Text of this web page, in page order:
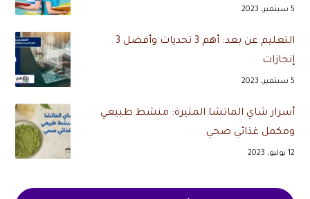
5 سبتمبر، 2023
التعليم عن بعد: أهم 3 تحديات وأفضل 3
إنجازات
5 سبتمبر، 2023
أسرار شاي الماتشا المثيرة: منشط طبيعي
ومكمل غذائي صحي
12 يوليو، 2023